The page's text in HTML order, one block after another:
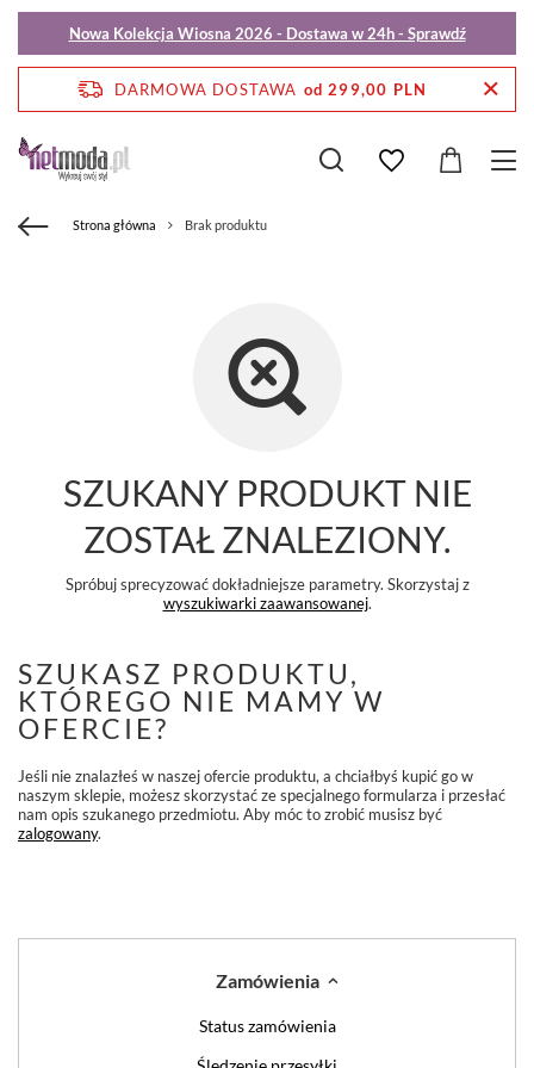
Nowa Kolekcja Wiosna 2026 - Dostawa w 24h - Sprawdź
DARMOWA DOSTAWA od 299,00 PLN
Strona główna Brak produktu
SZUKANY PRODUKT NIE
ZOSTAŁ ZNALEZIONY.
Spróbuj sprecyzować dokładniejsze parametry. Skorzystaj z
wyszukiwarki zaawansowanej.
SZUKASZ PRODUKTU,
KTÓREGO NIE MAMY W
OFERCIE?
Jeśli nie znalazłeś w naszej ofercie produktu, a chciałbyś kupić go w
naszym sklepie, możesz skorzystać ze specjalnego formularza i przesłać
nam opis szukanego przedmiotu. Aby móc to zrobić musisz być
zalogowany.
Zamówienia
Status zamówienia